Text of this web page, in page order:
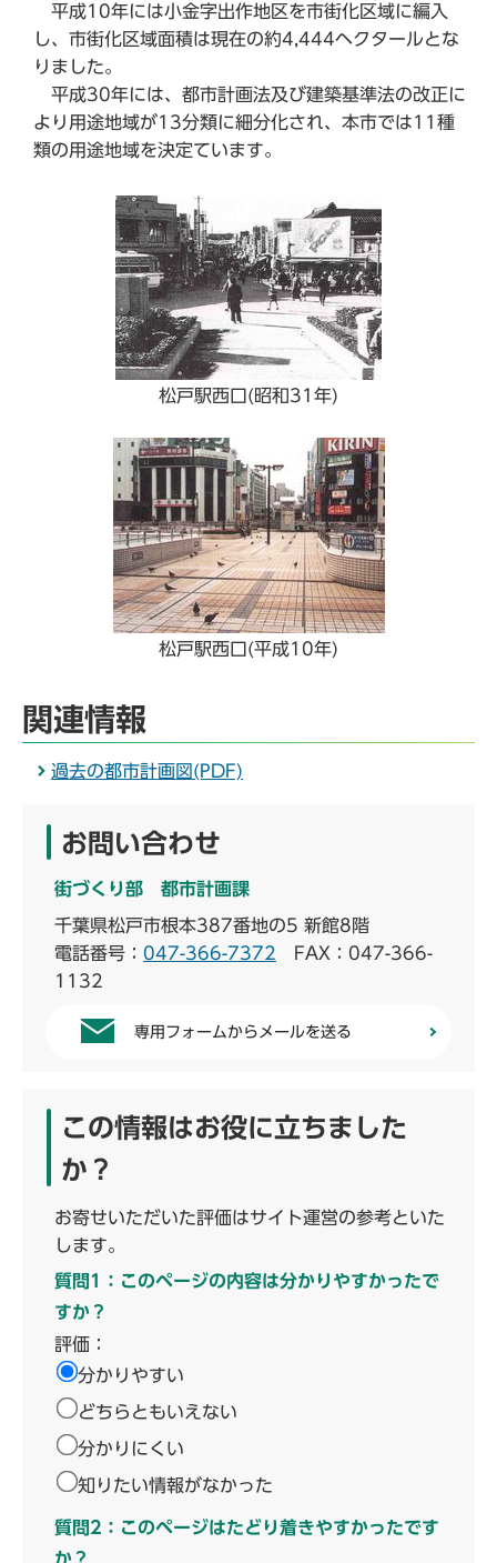
平成10年には小金字出作地区を市街化区域に編入
し、市街化区域面積は現在の約4,444ヘクタールとな
りました。
平成30年には、都市計画法及び建築基準法の改正に
より用途地域が13分類に細分化され、本市では11種
類の用途地域を決定ています。
松戸駅西口(昭和31年)
松戸駅西口(平成10年)
関連情報
過去の都市計画図(PDF)
お問い合わせ
街づくり部 都市計画課
千葉県松戸市根本387番地の5 新館8階
電話番号： 047-366-7372 FAX：047-366-
1132
専用フォームからメールを送る
この情報はお役に立ちました
か？
お寄せいただいた評価はサイト運営の参考といた
します。
質問1：このページの内容は分かりやすかったで
すか？
評価：
分かりやすい
どちらともいえない
分かりにくい
知りたい情報がなかった
質問2：このページはたどり着きやすかったです
か？